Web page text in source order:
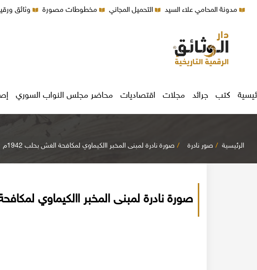
مدونة المحامي علاء السيد التحميل المجاني مخطوطات مصورة وثائق
كتب جرائد مجلات اقتصاديات محاضر مجلس النواب السوري
الرئيسية صور نادرة صورة نادرة لمبنى المخبر االكيماوي لمكافحة الغش بحلب 1942م
صورة نادرة لمبنى المخبر االكيماوي لمكافحة